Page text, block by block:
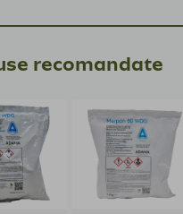
recomandate